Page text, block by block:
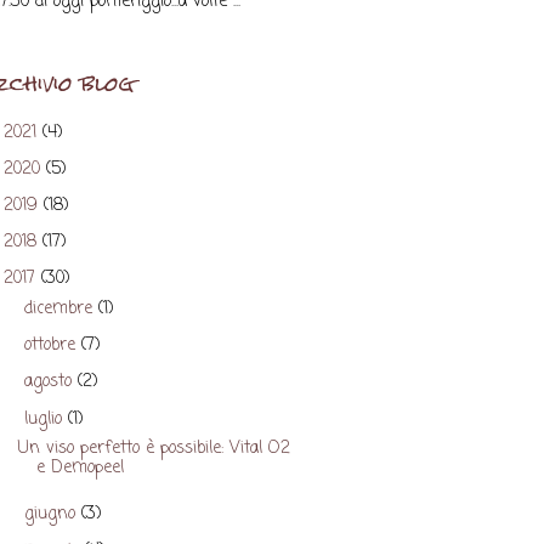
blog
2021 (4)
2020 (5)
2019 (18)
2018 (17)
2017 (30)
dicembre (1)
ottobre (7)
agosto (2)
luglio (1)
Un viso perfetto è possibile: Vital O2
e Demopeel
giugno (3)